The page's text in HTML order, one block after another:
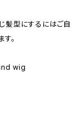
髪型にするにはご自
。
wig